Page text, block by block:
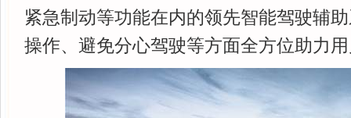
紧急制动等功能在内的领先智能驾驶辅
操作、避免分心驾驶等方面全方位助力